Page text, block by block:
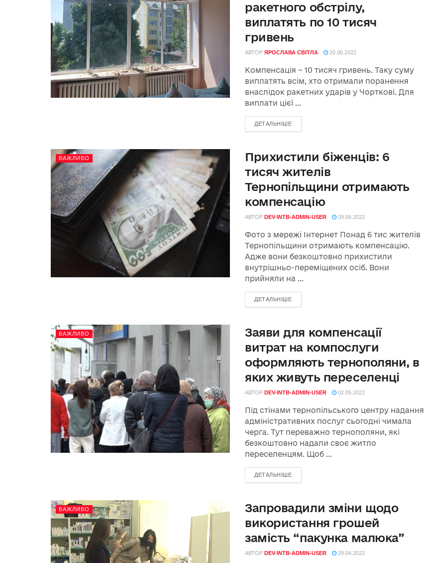
ракетного обстрілу,
виплатять по 10 тисяч
гривень
АВТОР ЯРОСЛАВА СВІТЛА 20.06.2022
Компенсація – 10 тисяч гривень. Таку суму
виплатять всім, хто отримали поранення
внаслідок ракетних ударів у Чорткові. Для
виплати цієї ...
ДЕТАЛЬНІШЕ
ВАЖЛИВО
Прихистили біженців: 6
тисяч жителів
Тернопільщини отримають
компенсацію
АВТОР DEV-INTB-ADMIN-USER 09.06.2022
Фото з мережі Інтернет Понад 6 тис жителів
Тернопільщини отримають компенсацію.
Адже вони безкоштовно прихистили
внутрішньо-переміщених осіб. Вони
прийняли на ...
ДЕТАЛЬНІШЕ
ВАЖЛИВО
Заяви для компенсації
витрат на компослуги
оформляють тернополяни, в
яких живуть переселенці
АВТОР DEV-INTB-ADMIN-USER 02.05.2022
Під стінами тернопільського центру надання
адміністративних послуг сьогодні чимала
черга. Тут переважно тернополяни, які
безкоштовно надали своє житло
переселенцям. Щоб ...
ДЕТАЛЬНІШЕ
ВАЖЛИВО
Запровадили зміни щодо
використання грошей
замість “пакунка малюка”
АВТОР DEV-INTB-ADMIN-USER 29.04.2022